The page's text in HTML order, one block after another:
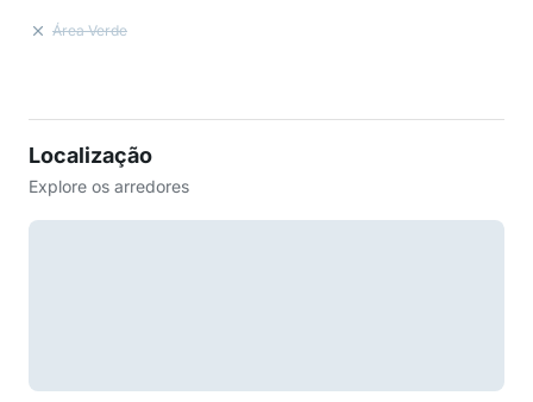
Área Verde
Localização
Explore os arredores